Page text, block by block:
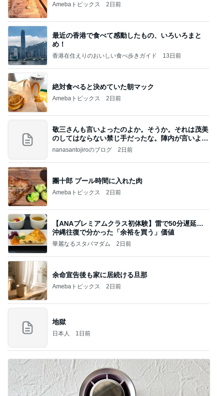
Amebaトピックス 2日前
最近の香港で食べて感動したもの、いろいろまと
め！
香港在住えりのおいしい食べ歩きガイド 13日前
絶対食べると決めていた朝マック
Amebaトピックス 2日前
敬三さんも言いよったのよか。そうか。それは茂美
のしてはならない禁じ手だったな。陣内が言いよる
のよ
nanasantojiroのブログ 2日前
團十郎 プール時間に入れた肉
Amebaトピックス 2日前
【ANAプレミアムクラス初体験】雷で50分遅延…
沖縄往復で分かった「余裕を買う」価値
華麗なるスタバマダム 2日前
余命宣告後も家に居続ける旦那
Amebaトピックス 2日前
地獄
日本人 1日前